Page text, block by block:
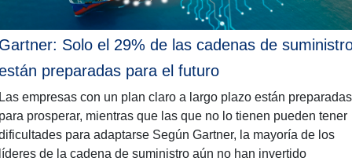
Solo el 29% de las cadenas de
preparadas para el futuro
empresas con un plan claro a largo plazo están preparadas
prosperar, mientras que las que no lo tienen pueden tener
para adaptarse Según Gartner, la mayoría de los
de la cadena de suministro aún no han invertido